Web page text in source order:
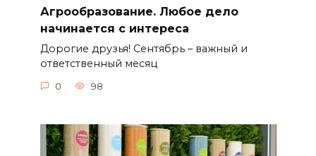
Агрообразование. Любое дело
начинается с интереса
Дорогие друзья! Сентябрь – важный и
ответственный месяц
0 98